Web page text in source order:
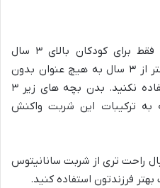
شربت سانانیتوس خواب فقط و فقط برای کودکان بالای ۳ سال
طراحی شده. برای بچه های کوچکتر از ۳ سال به هیچ عنوان بدون
مشورت پزشک از این شربت استفاده نکنید. بدن بچه های زیر ۳
ترکیبات این شربت واکنش
راحت تری از شربت سانانیتوس
فرزندتون استفاده کنید.